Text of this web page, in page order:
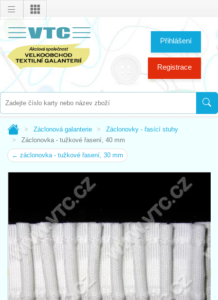
Přihlášení
Registrace
Záclonová galanterie
Záclonovky - řasící stuhy
Záclonovka - tužkové řasení, 40 mm
← záclonovka - tužkové řasení, 30 mm